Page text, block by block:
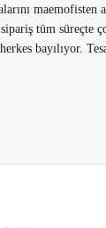
maemofisten
tüm süreçte
bayılıyor.